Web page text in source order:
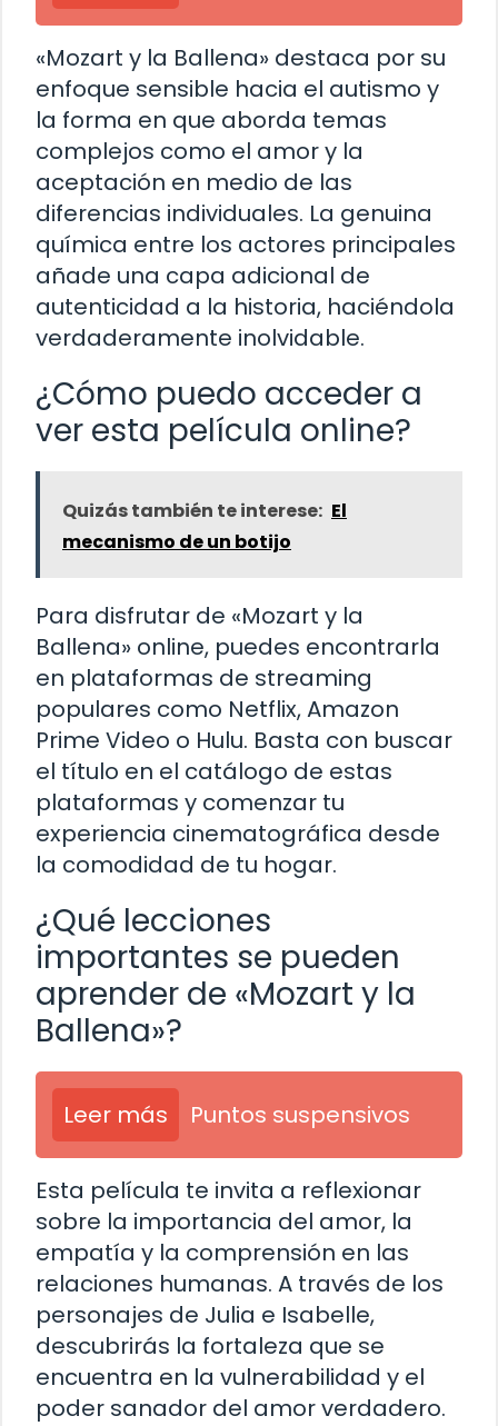
«Mozart y la Ballena» destaca por su
enfoque sensible hacia el autismo y
la forma en que aborda temas
complejos como el amor y la
aceptación en medio de las
diferencias individuales. La genuina
química entre los actores principales
añade una capa adicional de
autenticidad a la historia, haciéndola
verdaderamente inolvidable.
¿Cómo puedo acceder a
ver esta película online?
Quizás también te interese: El
mecanismo de un botijo
Para disfrutar de «Mozart y la
Ballena» online, puedes encontrarla
en plataformas de streaming
populares como Netflix, Amazon
Prime Video o Hulu. Basta con buscar
el título en el catálogo de estas
plataformas y comenzar tu
experiencia cinematográfica desde
la comodidad de tu hogar.
¿Qué lecciones
importantes se pueden
aprender de «Mozart y la
Ballena»?
Leer más Puntos suspensivos
Esta película te invita a reflexionar
sobre la importancia del amor, la
empatía y la comprensión en las
relaciones humanas. A través de los
personajes de Julia e Isabelle,
descubrirás la fortaleza que se
encuentra en la vulnerabilidad y el
poder sanador del amor verdadero.